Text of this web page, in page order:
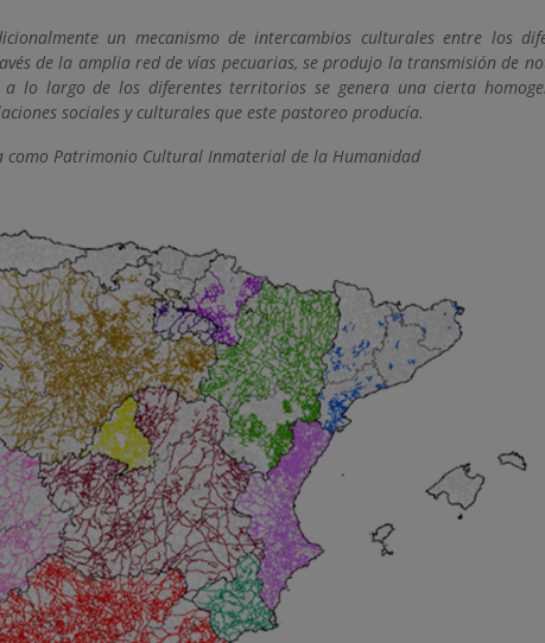
un mecanismo de intercambios culturales entre los
de la amplia red de vías pecuarias, se produjo la transmisión de
a lo largo de los diferentes territorios se genera una cierta
sociales y culturales que este pastoreo producía.
como Patrimonio Cultural Inmaterial de la Humanidad